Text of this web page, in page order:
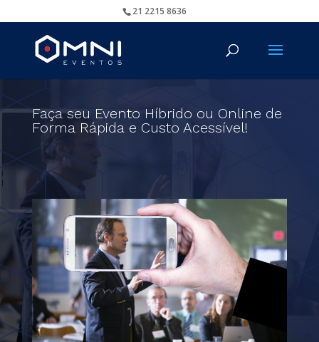
21 2215 8636
Faça seu Evento Híbrido ou Online de
Forma Rápida e Custo Acessível!